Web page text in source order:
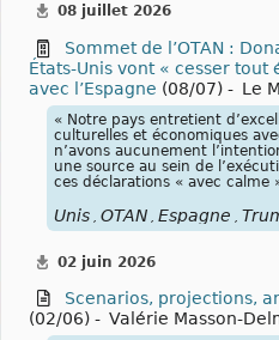
08 juillet 2026
Sommet de l’OTAN :
États-Unis vont « cesser
avec l’Espagne (08/07) - Le
« Notre pays entretient
culturelles et économiques
n’avons aucunement
une source au sein de
ces déclarations « avec calme
Unis OTAN Espagne
02 juin 2026
Scenarios, projections,
(02/06) - Valérie Masson-